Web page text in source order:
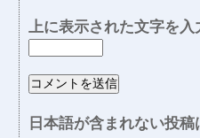
上に表示された文字を入
日本語が含まれない投